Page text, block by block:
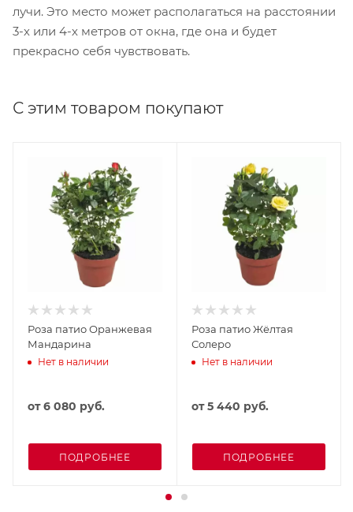
лучи. Это место может располагаться на расстоянии
3-х или 4-х метров от окна, где она и будет
прекрасно себя чувствовать.
С этим товаром покупают
Роза патио Оранжевая
Мандарина
Нет в наличии
от6 080 руб.
ПОДРОБНЕЕ
Роза патио Жёлтая
Солеро
Нет в наличии
от5 440 руб.
ПОДРОБНЕЕ